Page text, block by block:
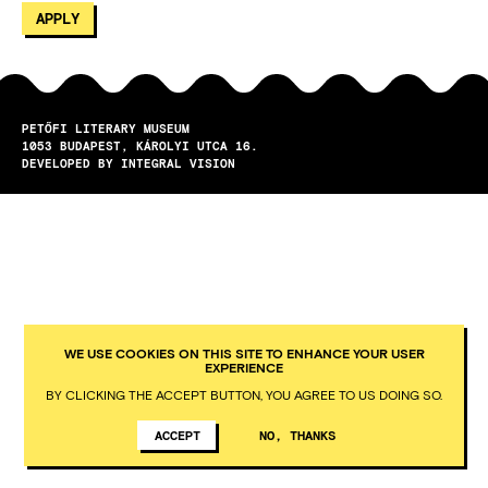
PETŐFI LITERARY MUSEUM
1053
BUDAPEST
KÁROLYI UTCA 16.
DEVELOPED BY INTEGRAL VISION
WE USE COOKIES ON THIS SITE TO ENHANCE YOUR USER
EXPERIENCE
BY CLICKING THE ACCEPT BUTTON, YOU AGREE TO US DOING SO.
ACCEPT NO, THANKS